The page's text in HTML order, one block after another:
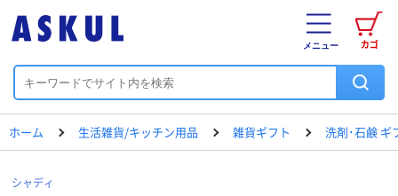
カゴ
メニュー
ホーム 生活雑貨/キッチン用品 雑貨ギフト 洗剤･石鹸 ギ
シャディ